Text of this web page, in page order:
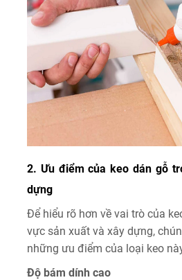
2. Ưu điểm của keo dán gỗ
dựng
Để hiểu rõ hơn về vai trò của
vực sản xuất và xây dựng,
những ưu điểm của loại keo
Độ bám dính cao